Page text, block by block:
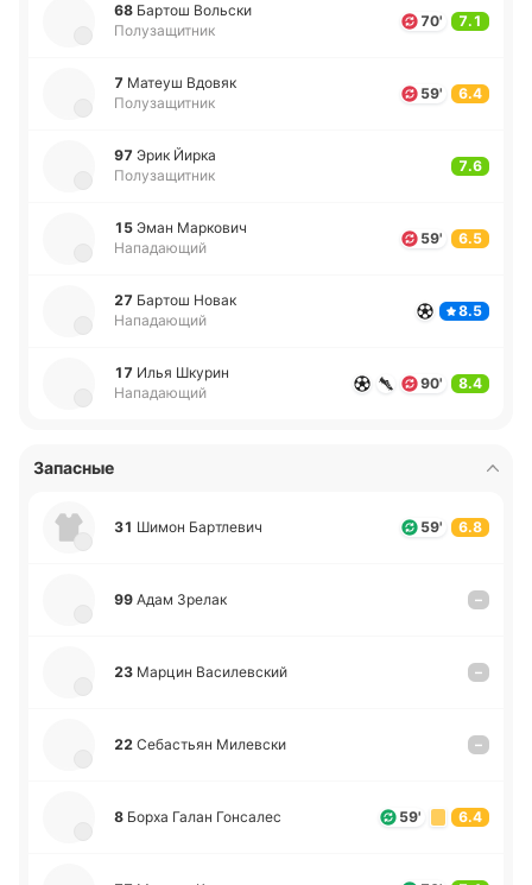
68 Бартош Во­льски
Полузащитник
70' 7.1
7 Матеуш Вдовяк
Полузащитник
59' 6.4
97 Эрик Йирка
Полузащитник
7.6
15 Эман Ма­рко­вич
Нападающий
59' 6.5
27 Бартош Новак
Нападающий
8.5
17 Илья Шкурин
Нападающий
90' 8.4
Запасные
31 Шимон Ба­ртле­вич 59' 6.8
99 Адам Зрелак –
23 Марцин Ва­си­ле­вский –
22 Се­ба­стьян Ми­ле­вски –
8 Борха Галан Го­нса­лес 59' 6.4